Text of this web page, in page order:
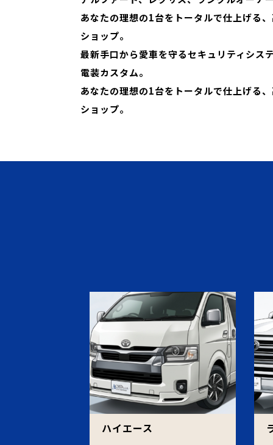
あなたの理想の1台をトータルで仕上げる
ショップ。
最新手口から愛車を守るセキュリティシス
電装カスタム。
あなたの理想の1台をトータルで仕上げる
ショップ。
ハイエース